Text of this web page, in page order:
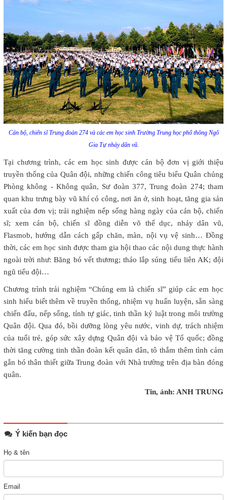
Cán bộ, chiến sĩ Trung đoàn 274 và các em học sinh Trường Trung học phổ thông Ngô
Gia Tự nhảy dân vũ.
Tại chương trình, các em học sinh được cán bộ đơn vị giới thiệu
truyền thống của Quân đội, những chiến công tiêu biểu Quân chủng
Phòng không - Không quân, Sư đoàn 377, Trung đoàn 274; tham
quan khu trưng bày vũ khí có công, nơi ăn ở, sinh hoạt, tăng gia sản
xuất của đơn vị; trải nghiệm nếp sống hàng ngày của cán bộ, chiến
sĩ; xem cán bộ, chiến sĩ đồng diễn võ thể dục, nhảy dân vũ,
Flasmob, hướng dẫn cách gấp chăn, màn, nội vụ vệ sinh… Đồng
thời, các em học sinh được tham gia hội thao các nội dung thực hành
ngoài trời như: Băng bó vết thương; tháo lắp súng tiểu liên AK; đội
ngũ tiểu đội…
Chương trình trải nghiệm “Chúng em là chiến sĩ” giúp các em học
sinh hiểu biết thêm về truyền thống, nhiệm vụ huấn luyện, sẵn sàng
chiến đấu, nếp sống, tính tự giác, tinh thần kỷ luật trong môi trường
Quân đội. Qua đó, bồi dưỡng lòng yêu nước, vinh dự, trách nhiệm
của tuổi trẻ, góp sức xây dựng Quân đội và bảo vệ Tổ quốc; đồng
thời tăng cường tinh thần đoàn kết quân dân, tô thắm thêm tình cảm
gắn bó thân thiết giữa Trung đoàn với Nhà trường trên địa bàn đóng
quân.
Tin, ảnh: ANH TRUNG
Ý kiến bạn đọc
Họ & tên
Email